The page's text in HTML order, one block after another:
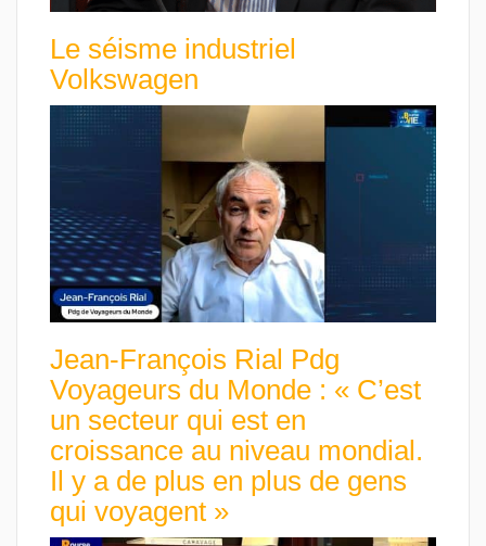
Le séisme industriel
Volkswagen
Jean-François Rial Pdg
Voyageurs du Monde : « C’est
un secteur qui est en
croissance au niveau mondial.
Il y a de plus en plus de gens
qui voyagent »